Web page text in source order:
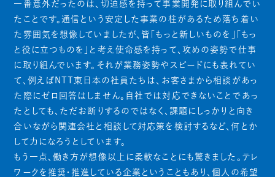
一番意外だったのは、切迫感を持って事業開発に取り組んでい
たことです。通信という安定した事業の柱があるため落ち着い
た雰囲気を想像していましたが、皆「もっと新しいものを」「もっ
と役に立つものを」と考え使命感を持って、攻めの姿勢で仕事
に取り組んでいます。それが業務姿勢やスピードにも表れてい
て、例えばNTT東日本の社員たちは、お客さまから相談があっ
た際にゼロ回答はしません。自社では対応できないことであっ
たとしても、ただお断りするのではなく、課題にしっかりと向き
合いながら関連会社と相談して対応策を検討するなど、何とか
して力になろうとしています。
もう一点、働き方が想像以上に柔軟なことにも驚きました。テレ
ワークを推奨・推進している企業ということもあり、個人の希望